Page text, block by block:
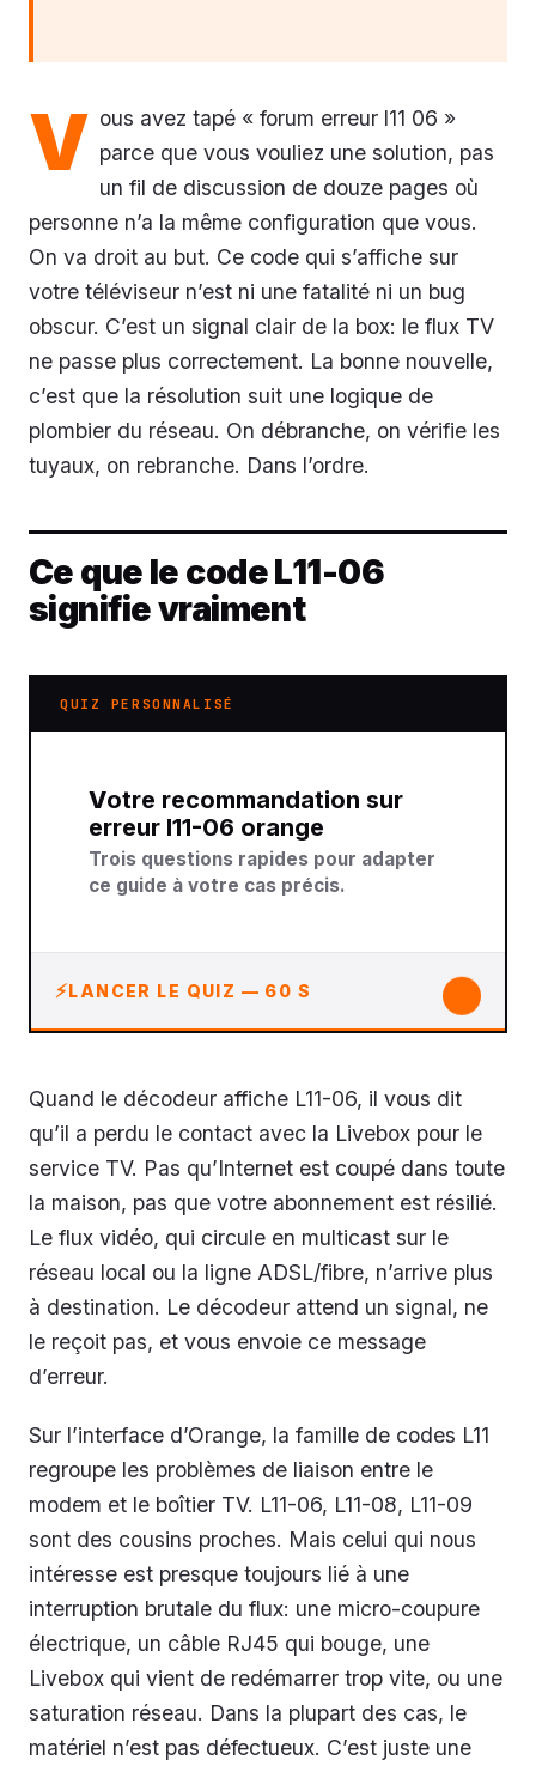
V ous avez tapé « forum erreur l11 06 »
parce que vous vouliez une solution, pas
un fil de discussion de douze pages où
personne n’a la même configuration que vous.
On va droit au but. Ce code qui s’affiche sur
votre téléviseur n’est ni une fatalité ni un bug
obscur. C’est un signal clair de la box: le flux TV
ne passe plus correctement. La bonne nouvelle,
c’est que la résolution suit une logique de
plombier du réseau. On débranche, on vérifie les
tuyaux, on rebranche. Dans l’ordre.
Ce que le code L11-06
signifie vraiment
QUIZ PERSONNALISÉ
Votre recommandation sur
erreur l11-06 orange
Trois questions rapides pour adapter
ce guide à votre cas précis.
LANCER LE QUIZ — 60 S ↓
Quand le décodeur affiche L11-06, il vous dit
qu’il a perdu le contact avec la Livebox pour le
service TV. Pas qu’Internet est coupé dans toute
la maison, pas que votre abonnement est résilié.
Le flux vidéo, qui circule en multicast sur le
réseau local ou la ligne ADSL/fibre, n’arrive plus
à destination. Le décodeur attend un signal, ne
le reçoit pas, et vous envoie ce message
d’erreur.
Sur l’interface d’Orange, la famille de codes L11
regroupe les problèmes de liaison entre le
modem et le boîtier TV. L11-06, L11-08, L11-09
sont des cousins proches. Mais celui qui nous
intéresse est presque toujours lié à une
interruption brutale du flux: une micro-coupure
électrique, un câble RJ45 qui bouge, une
Livebox qui vient de redémarrer trop vite, ou une
saturation réseau. Dans la plupart des cas, le
matériel n’est pas défectueux. C’est juste une